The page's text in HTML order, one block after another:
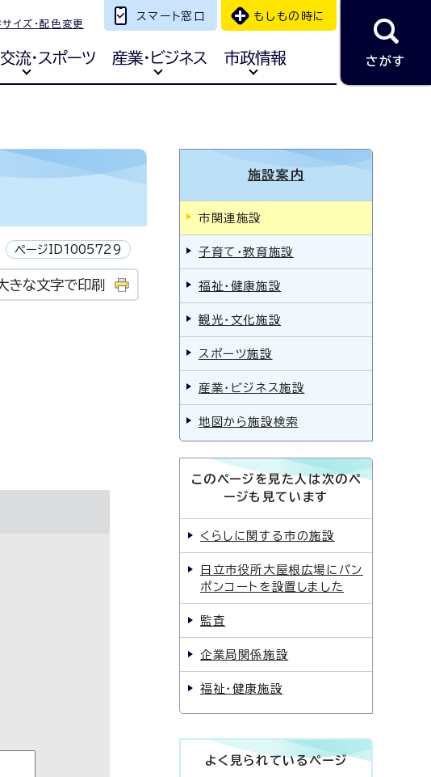
イズ・配色変更
スマート窓口 もしもの時に
流・スポーツ 産業・ビジネス 市政情報 さがす
ページID1005729
きな文字で印刷
施設案内
市関連施設
子育て・教育施設
福祉・健康施設
観光・文化施設
スポーツ施設
産業・ビジネス施設
地図から施設検索
このページを見た人は次のペ
ージも見ています
くらしに関する市の施設
日立市役所大屋根広場にパン
ポンコートを設置しました
監査
企業局関係施設
福祉・健康施設
よく見られているページ